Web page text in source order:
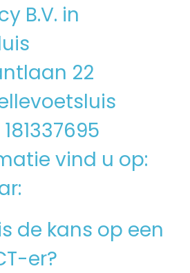
B.V. in
22
vind u op:
de kans op een
er?